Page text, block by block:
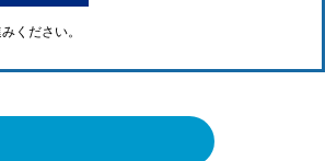
ください。